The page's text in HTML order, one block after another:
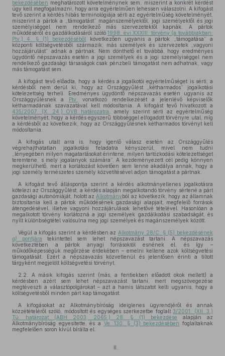
bekezdésében meghatározott követelménynek sem, miszerint a konkrét kérdést
úgy kell megfogalmazni, hogy arra egyértelműen lehessen válaszolni. A kifogást
tevő szerint a kérdés hibás terminológiája sérti az egyértelműség követelményét,
miszerint a pártok a „támogatást” magánszemélyektől, jogi személyektől és jogi
személyiséggel nem rendelkező más szervezetektől kapnák. A pártok
működéséről és gazdálkodásáról szóló1998. évi XXXIII. törvény (a továbbiakban:
Ptv.) 4. § (1) bekezdéséből
következően ugyanis a pártok „támogatása” a
központi költségvetésből származik; más személyek és szervezetek „vagyoni
hozzájárulást” adnak a pártnak. Nem dönthető el továbbá, hogy eredményes
ügydöntő népszavazás esetén a jogi személyek és a jogi személyiséggel nem
rendelkező gazdasági társaságok csak pénzbeli támogatást nem adhatnak, vagy
más támogatást sem.
A kifogást tevő előadta, hogy a kérdés a jogalkotói egyértelműséget is sérti; a
kérdésből nem derül ki, hogy az Országgyűlést „kétharmados” jogalkotási
kötelezettség terheli. Eredményes ügydöntő népszavazás esetén ugyanis az
Országgyűlésnek a Ptv.
vonatkozó rendelkezését a jelenlévő képviselők
kétharmadának szavazatával kell módosítania. A kifogást tevő hivatkozott a
435/2007. (X. 24.) OVB határozatra , amely szerint sérti az egyértelműség
követelményét, hogy a kérdés egyszerű többséggel elfogadott törvényre utal, míg
a kérdésből az következik, hogy az Országgyűlésnek kétharmados törvényt kell
módosítania.
A kifogás utalt arra is, hogy igenlő válasz esetén az Országgyűlés
végrehajthatatlan jogalkotási feladatra kényszerül, mivel nem tudni
„lényegében milyen magatartásokat érintene, milyen tartózkodási kötelezettséget
teremtene, s mely jogalanyok számára”. A kezdeményezett cél pedig könnyen
megkerülhető, mert a korlátozást követően sem lenne akadálya annak, hogy a
jogi személy természetes személy közvetítésével adjon támogatást a pártnak.
A kifogást tevő álláspontja szerint a kérdés alkotmányellenes jogalkotásra
kötelezi az Országgyűlést; a kérdés alapján megalkotandó törvény sértené a párt
gazdasági autonómiáját, holott az Alkotmányból az következik, hogy az államnak
biztosítania kell a pártok működésének gazdasági alapjait, megfelelő források
átengedésével, illetve vagyoni hozzájárulások lehetővé tételével. Hasonlóan a
megalkotott törvény korlátozná a jogi személyek gazdálkodási szabadságát, és
nyílt különbségtétel valósulna meg jogi személyek és magánszemélyek között.
Végül a kifogás szerint a kérdésben az Alkotmány 28/C. § (5) bekezdésének
a) pontjára tekintettel sem lehet népszavazást tartani. A népszavazás
következtében a pártok anyagi forrásoktól esnének el, és így –
működőképességük megőrzése érdekében – emelni kellene azok költségvetési
támogatását. Ezért a népszavazás közvetlenül és jelentősen érinti a tiltott
tárgyként megjelölt költségvetési törvényt.
2.2. A másik kifogás szerint (más, a fentiekben előadott okok mellett) a
kérdésben azért sem lehet népszavazást tartani, mert megszövegezése
megtéveszti a választópolgárokat – azt a hamis látszatot kelti ugyanis, hogy a
költségvetésből minden párt kap támogatást.
A kifogásokat az Alkotmánybíróság ideiglenes ügyrendjéről és annak
közzétételéről szóló, módosított és egységes szerkezetbe foglalt3/2001. (XII. 3.)
Tü. határozat (ABH 2003, 2065.) 28. § (1) bekezdése alapján az
Alkotmánybíróság egyesítette, és a Ve. 130. § (3) bekezdésében foglaltaknak
megfelelően soron kívül bírálta el.
II.